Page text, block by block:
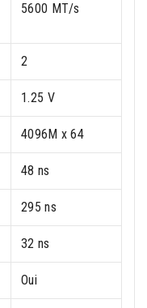
5600 MT/s
2
1.25 V
4096M x 64
48 ns
295 ns
32 ns
Oui